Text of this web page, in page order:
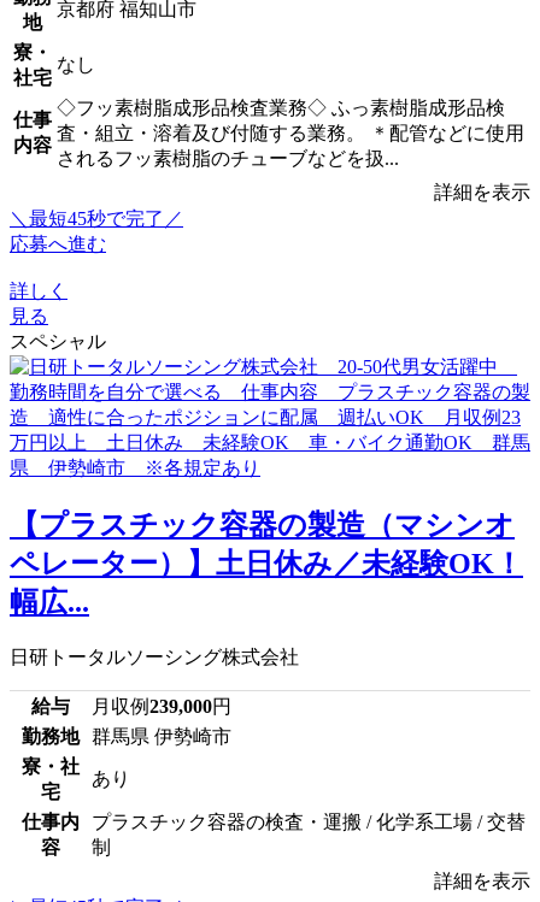
地
京都府 福知山市
寮・
社宅
なし
仕事
内容
◇フッ素樹脂成形品検査業務◇ ふっ素樹脂成形品検
査・組立・溶着及び付随する業務。 ＊配管などに使用
されるフッ素樹脂のチューブなどを扱...
詳細を表示
＼最短45秒で完了／
応募へ進む
詳しく
見る
スペシャル
【プラスチック容器の製造（マシンオ
ペレーター）】土日休み／未経験OK！
幅広...
日研トータルソーシング株式会社
給与 月収例239,000円
勤務地
群馬県 伊勢崎市
寮・社
宅
あり
仕事内
容
プラスチック容器の検査・運搬 / 化学系工場 / 交替
制
詳細を表示